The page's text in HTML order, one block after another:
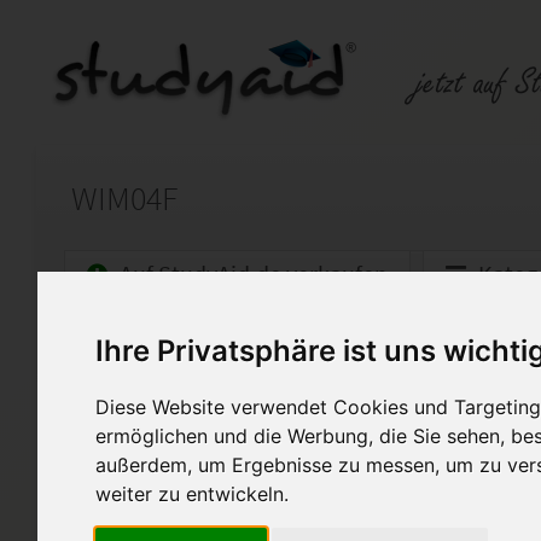
Ihre Privatsphäre ist uns
Diese Website verwendet Cookies und
ermöglichen und die Werbung, die Sie sehen,
außerdem, um Ergebnisse zu messen, um zu
weiter zu entwickeln.
WIM04F
Auf StudyAid.de verkaufen
Startseite Wirtschaft
Fallstudien zu Konflikten im
Ich biete meine Lösung zur
SGD / Fernakademie für
dient als Hilfestellung,